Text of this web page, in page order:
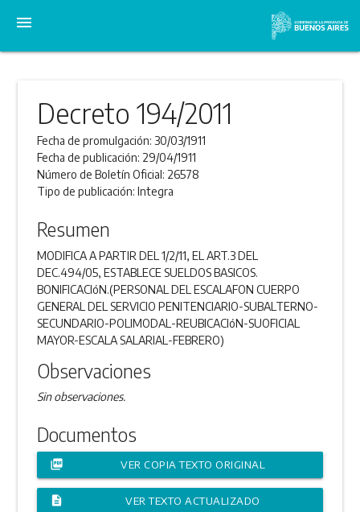
menu
Decreto 194/2011
Fecha de promulgación: 30/03/1911
Fecha de publicación: 29/04/1911
Número de Boletín Oficial: 26578
Tipo de publicación:Integra
Resumen
MODIFICA A PARTIR DEL 1/2/11, EL ART.3 DEL
DEC.494/05, ESTABLECE SUELDOS BASICOS.
BONIFICACIóN.(PERSONAL DEL ESCALAFON CUERPO
GENERAL DEL SERVICIO PENITENCIARIO-SUBALTERNO-
SECUNDARIO-POLIMODAL-REUBICACIóN-SUOFICIAL
MAYOR-ESCALA SALARIAL-FEBRERO)
Observaciones
Sin observaciones.
Documentos
picture_as_pdf VER COPIA TEXTO ORIGINAL
description VER TEXTO ACTUALIZADO